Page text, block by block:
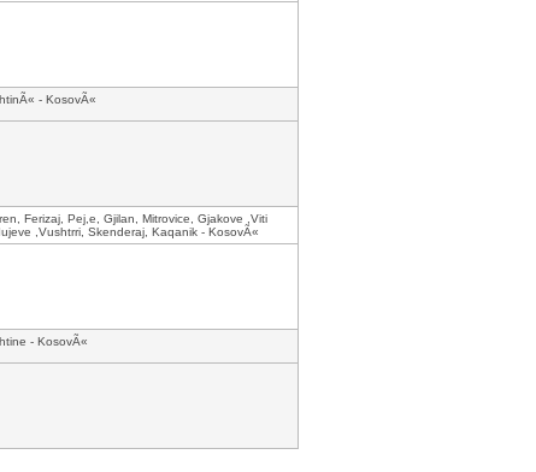
- KosovÃ«
Ferizaj, Pej,e, Gjilan, Mitrovice, Gjakove ,Viti
,Vushtrri, Skenderaj, Kaqanik - KosovÃ«
- KosovÃ«